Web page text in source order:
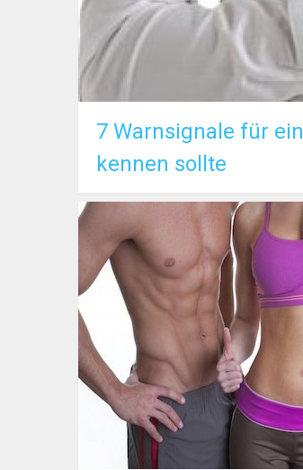
7 Warnsignale für
kennen sollte